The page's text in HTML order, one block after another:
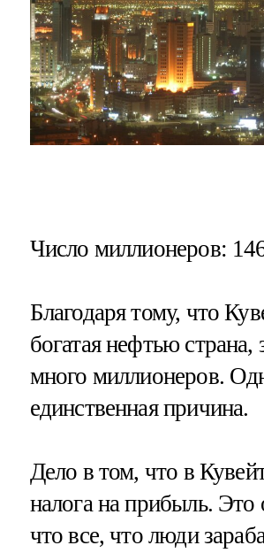
Число миллионеров:
Благодаря тому, что
богатая нефтью страна,
много миллионеров.
единственная причина.
Дело в том, что в
налога на прибыль. Это
что все, что люди